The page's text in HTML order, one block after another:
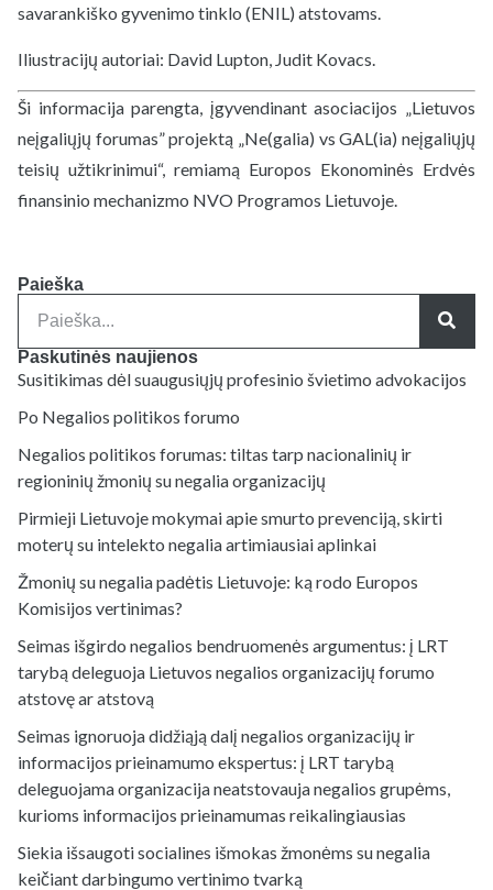
savarankiško gyvenimo tinklo (ENIL) atstovams.
Iliustracijų autoriai: David Lupton, Judit Kovacs.
Ši informacija parengta, įgyvendinant asociacijos „Lietuvos
neįgaliųjų forumas” projektą „Ne(galia) vs GAL(ia) neįgaliųjų
teisių užtikrinimui“, remiamą Europos Ekonominės Erdvės
finansinio mechanizmo NVO Programos Lietuvoje.
Paieška
Paskutinės naujienos
Susitikimas dėl suaugusiųjų profesinio švietimo advokacijos
Po Negalios politikos forumo
Negalios politikos forumas: tiltas tarp nacionalinių ir
regioninių žmonių su negalia organizacijų
Pirmieji Lietuvoje mokymai apie smurto prevenciją, skirti
moterų su intelekto negalia artimiausiai aplinkai
Žmonių su negalia padėtis Lietuvoje: ką rodo Europos
Komisijos vertinimas?
Seimas išgirdo negalios bendruomenės argumentus: į LRT
tarybą deleguoja Lietuvos negalios organizacijų forumo
atstovę ar atstovą
Seimas ignoruoja didžiąją dalį negalios organizacijų ir
informacijos prieinamumo ekspertus: į LRT tarybą
deleguojama organizacija neatstovauja negalios grupėms,
kurioms informacijos prieinamumas reikalingiausias
Siekia išsaugoti socialines išmokas žmonėms su negalia
keičiant darbingumo vertinimo tvarką